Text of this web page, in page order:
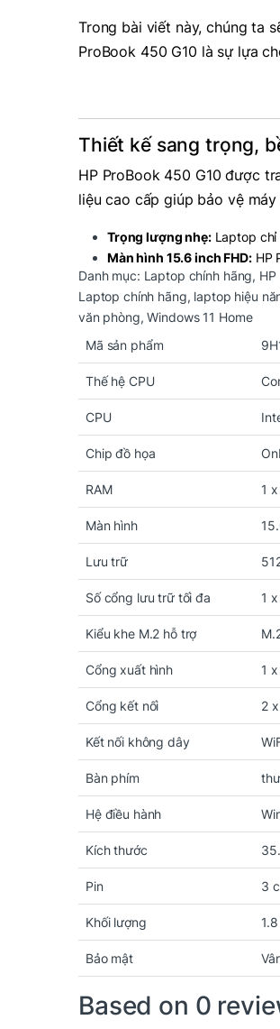
Trong bài viết này, chúng ta
ProBook 450 G10 là sự lựa
Thiết kế sang trọng,
HP ProBook 450 G10 được
liệu cao cấp giúp bảo vệ
Trọng lượng nhẹ:Laptop chỉ
Màn hình 15.6 inch FHD:HP
sắc nét và góc nhìn rộng, rất
Hiệu năng ăn khớp
Vi xử lý IIntel Core i7-
Intel Core i7-1355U (
vụ từ văn phòng đến
RAM 16GB DDR4:
Với bộ nhớ RAM 16GB,
Ổ cứng SSD 512GB:
SSD 512GB cung cấp
này đặc biệt quan
Cấu hình đủc biệt tối ưu
Laptop được cài sẵn
Snap Layouts,
Danh mục: Laptop chính hãng,
Laptop chính hãng, laptop hiệu
văn phòng,Windows 11 Home
Mã sản phẩm
Thế hệ CPU
CPU
Chip đồ họa
RAM 1
Màn hình
Lưu trữ
Số cổng lưu trữ tối đa 1
Kiểu khe M.2 hỗ trợ
Cổng xuất hình 1
Cổng kết nối 2
Kết nối không dây
Bàn phím
Hệ điều hành
Kích thước
Pin 3
Khối lượng
Bảo mật
Based on 0